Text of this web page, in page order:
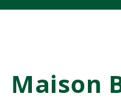
Maison